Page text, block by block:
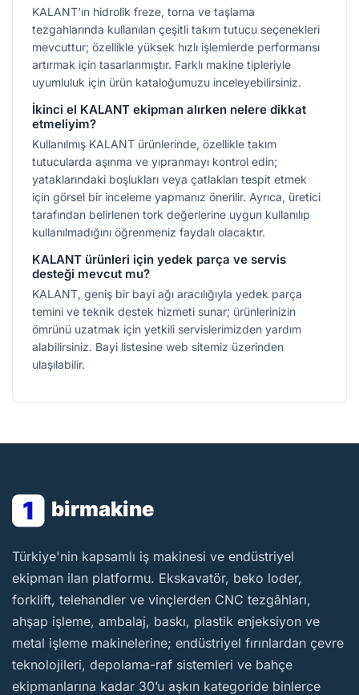
KALANT’ın hidrolik freze, torna ve taşlama
tezgahlarında kullanılan çeşitli takım tutucu seçenekleri
mevcuttur; özellikle yüksek hızlı işlemlerde performansı
artırmak için tasarlanmıştır. Farklı makine tipleriyle
uyumluluk için ürün kataloğumuzu inceleyebilirsiniz.
İkinci el KALANT ekipman alırken nelere dikkat
etmeliyim?
Kullanılmış KALANT ürünlerinde, özellikle takım
tutucularda aşınma ve yıpranmayı kontrol edin;
yataklarındaki boşlukları veya çatlakları tespit etmek
için görsel bir inceleme yapmanız önerilir. Ayrıca, üretici
tarafından belirlenen tork değerlerine uygun kullanılıp
kullanılmadığını öğrenmeniz faydalı olacaktır.
KALANT ürünleri için yedek parça ve servis
desteği mevcut mu?
KALANT, geniş bir bayi ağı aracılığıyla yedek parça
temini ve teknik destek hizmeti sunar; ürünlerinizin
ömrünü uzatmak için yetkili servislerimizden yardım
alabilirsiniz. Bayi listesine web sitemiz üzerinden
ulaşılabilir.
1 birmakine
BirMakine
Türkiye'nin kapsamlı iş makinesi ve endüstriyel
ekipman ilan platformu. Ekskavatör, beko loder,
forklift, telehandler ve vinçlerden CNC tezgâhları,
ahşap işleme, ambalaj, baskı, plastik enjeksiyon ve
metal işleme makinelerine; endüstriyel fırınlardan çevre
teknolojileri, depolama-raf sistemleri ve bahçe
ekipmanlarına kadar 30’u aşkın kategoride binlerce